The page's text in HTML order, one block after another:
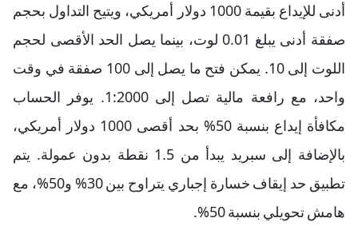
أدنى للإيداع بقيمة 1000 دولار أمريكي، ويتيح التداول بحجم
صفقة أدنى يبلغ 0.01 لوت، بينما يصل الحد الأقصى لحجم
اللوت إلى 10. يمكن فتح ما يصل إلى 100 صفقة في وقت
واحد، مع رافعة مالية تصل إلى 1:2000. يوفر الحساب
مكافأة إيداع بنسبة 50% بحد أقصى 1000 دولار أمريكي،
بالإضافة إلى سبريد يبدأ من 1.5 نقطة بدون عمولة. يتم
تطبيق حد إيقاف خسارة إجباري يتراوح بين 30% و50%، مع
هامش تحويلي بنسبة 50%.